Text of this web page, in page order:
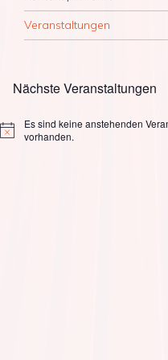
Veranstaltungen
Nächste Veranstaltungen
Hinweis
Es sind keine anstehenden
vorhanden.